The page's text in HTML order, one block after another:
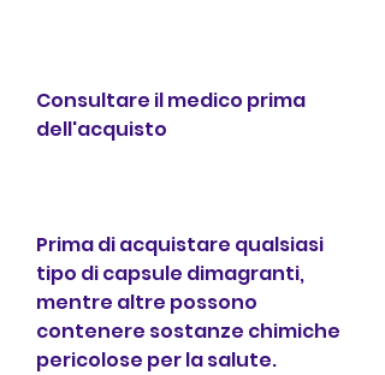
Consultare il medico prima
dell'acquisto
Prima di acquistare qualsiasi
tipo di capsule dimagranti,
mentre altre possono
contenere sostanze chimiche
pericolose per la salute.